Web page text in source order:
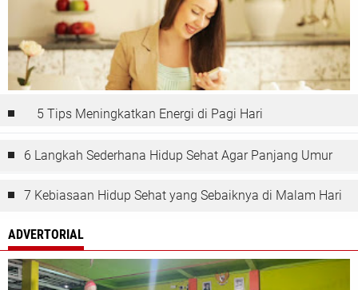
5 Tips Meningkatkan Energi di Pagi Hari
6 Langkah Sederhana Hidup Sehat Agar Panjang Umur
7 Kebiasaan Hidup Sehat yang Sebaiknya di Malam Hari
ADVERTORIAL